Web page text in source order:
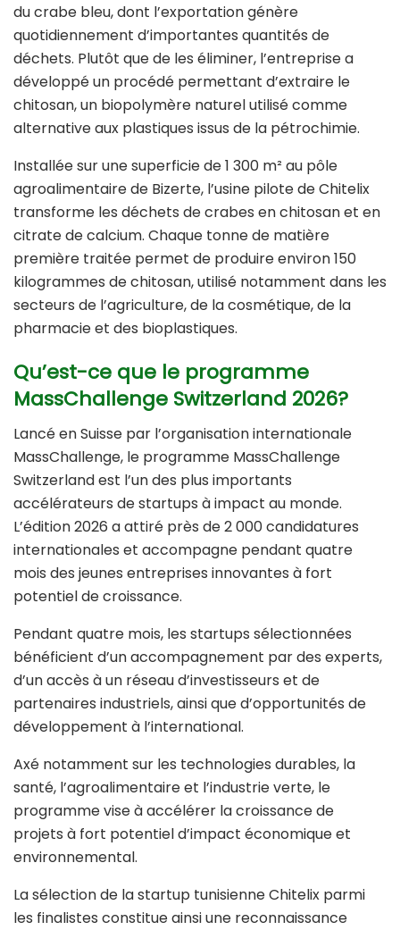
du crabe bleu, dont l’exportation génère
quotidiennement d’importantes quantités de
déchets. Plutôt que de les éliminer, l’entreprise a
développé un procédé permettant d’extraire le
chitosan, un biopolymère naturel utilisé comme
alternative aux plastiques issus de la pétrochimie.
Installée sur une superficie de 1 300 m² au pôle
agroalimentaire de Bizerte, l’usine pilote de Chitelix
transforme les déchets de crabes en chitosan et en
citrate de calcium. Chaque tonne de matière
première traitée permet de produire environ 150
kilogrammes de chitosan, utilisé notamment dans les
secteurs de l’agriculture, de la cosmétique, de la
pharmacie et des bioplastiques.
Qu’est-ce que le programme
MassChallenge Switzerland 2026?
Lancé en Suisse par l’organisation internationale
MassChallenge, le programme MassChallenge
Switzerland est l’un des plus importants
accélérateurs de startups à impact au monde.
L’édition 2026 a attiré près de 2 000 candidatures
internationales et accompagne pendant quatre
mois des jeunes entreprises innovantes à fort
potentiel de croissance.
Pendant quatre mois, les startups sélectionnées
bénéficient d’un accompagnement par des experts,
d’un accès à un réseau d’investisseurs et de
partenaires industriels, ainsi que d’opportunités de
développement à l’international.
Axé notamment sur les technologies durables, la
santé, l’agroalimentaire et l’industrie verte, le
programme vise à accélérer la croissance de
projets à fort potentiel d’impact économique et
environnemental.
La sélection de la startup tunisienne Chitelix parmi
les finalistes constitue ainsi une reconnaissance